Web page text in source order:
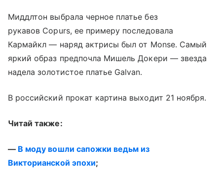
Миддлтон выбрала черное платье без
рукавов Copurs, ее примеру последовала
Кармайкл — наряд актрисы был от Monse. Самый
яркий образ предпочла Мишель Докери — звезда
надела золотистое платье Galvan.
В российский прокат картина выходит 21 ноября.
Читай также:
— В моду вошли сапожки ведьм из
Викторианской эпохи;